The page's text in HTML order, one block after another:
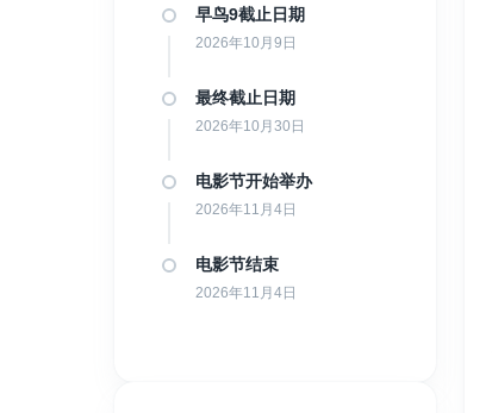
早鸟9截止日期
2026年10月9日
最终截止日期
2026年10月30日
电影节开始举办
2026年11月4日
电影节结束
2026年11月4日